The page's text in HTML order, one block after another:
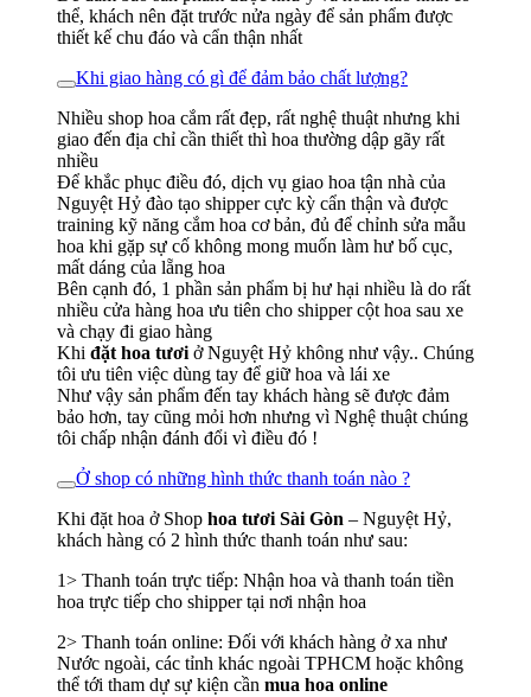
thể, khách nên đặt trước nửa ngày để sản phẩm được
thiết kế chu đáo và cẩn thận nhất
Khi giao hàng có gì để đảm bảo chất lượng?
Nhiều shop hoa cắm rất đẹp, rất nghệ thuật nhưng khi
giao đến địa chỉ cần thiết thì hoa thường dập gãy rất
nhiều
Để khắc phục điều đó, dịch vụ giao hoa tận nhà của
Nguyệt Hỷ đào tạo shipper cực kỳ cẩn thận và được
training kỹ năng cắm hoa cơ bản, đủ để chỉnh sửa mẫu
hoa khi gặp sự cố không mong muốn làm hư bố cục,
mất dáng của lẵng hoa
Bên cạnh đó, 1 phần sản phẩm bị hư hại nhiều là do rất
nhiều cửa hàng hoa ưu tiên cho shipper cột hoa sau xe
và chạy đi giao hàng
Khi đặt hoa tươi ở Nguyệt Hỷ không như vậy.. Chúng
tôi ưu tiên việc dùng tay để giữ hoa và lái xe
Như vậy sản phẩm đến tay khách hàng sẽ được đảm
bảo hơn, tay cũng mỏi hơn nhưng vì Nghệ thuật chúng
tôi chấp nhận đánh đổi vì điều đó !
Ở shop có những hình thức thanh toán nào ?
Khi đặt hoa ở Shop hoa tươi Sài Gòn – Nguyệt Hỷ,
khách hàng có 2 hình thức thanh toán như sau:
1> Thanh toán trực tiếp: Nhận hoa và thanh toán tiền
hoa trực tiếp cho shipper tại nơi nhận hoa
2> Thanh toán online: Đối với khách hàng ở xa như
Nước ngoài, các tỉnh khác ngoài TPHCM hoặc không
thể tới tham dự sự kiện cần mua hoa online